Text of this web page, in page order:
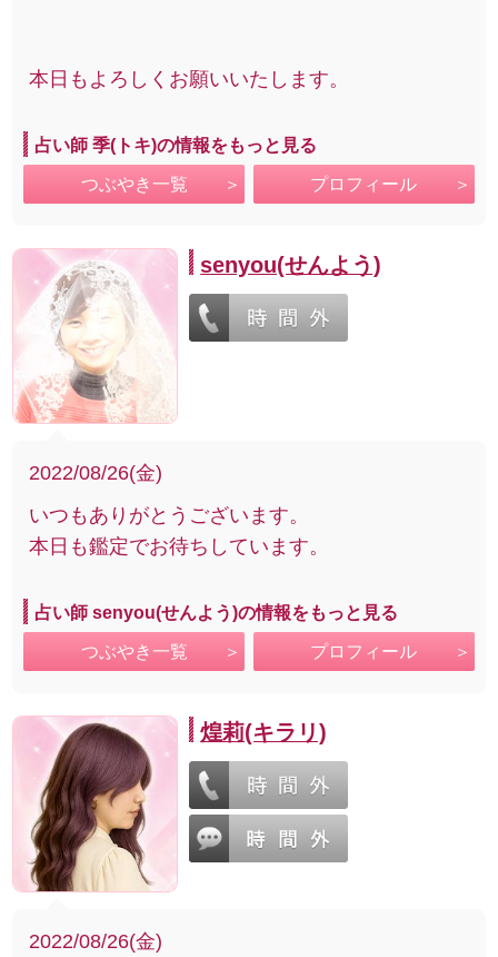
本日もよろしくお願いいたします。
占い師 季(トキ)の情報をもっと見る
つぶやき一覧 プロフィール
senyou(せんよう)
2022/08/26(金)
いつもありがとうございます。
本日も鑑定でお待ちしています。
占い師 senyou(せんよう)の情報をもっと見る
つぶやき一覧 プロフィール
煌莉(キラリ)
2022/08/26(金)